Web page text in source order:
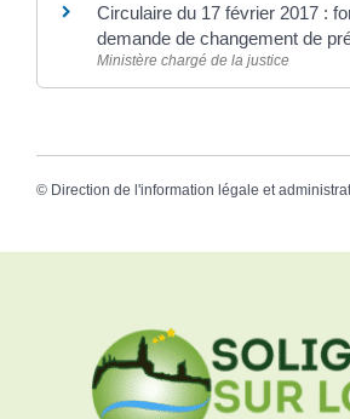
Circulaire du 17 février 2017 :
demande de changement de
Ministère chargé de la justice
© Direction de l'information légale et